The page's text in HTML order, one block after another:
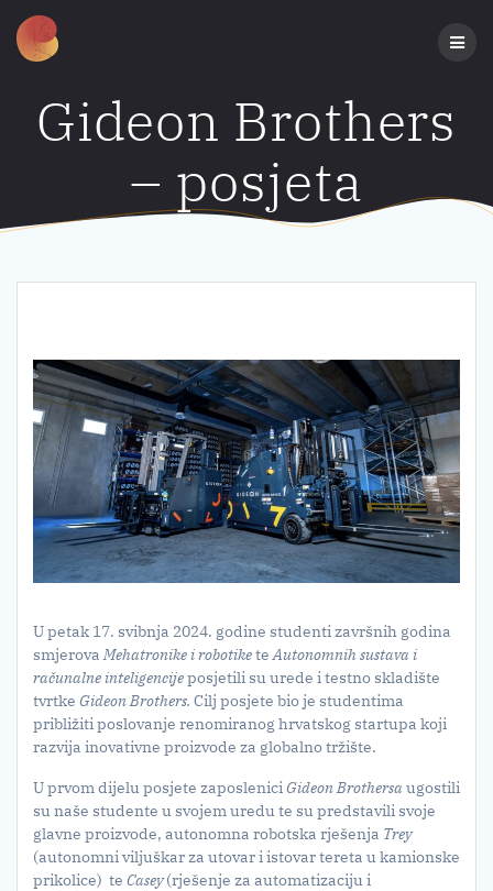
Gideon Brothers
– posjeta
U petak 17. svibnja 2024. godine studenti završnih godina
smjerova Mehatronike i robotikete Autonomnih sustava i
računalne inteligencijeposjetili su urede i testno skladište
tvrtke Gideon Brothers. Cilj posjete bio je studentima
približiti poslovanje renomiranog hrvatskog startupa koji
razvija inovativne proizvode za globalno tržište.
U prvom dijelu posjete zaposlenici Gideon Brothersaugostili
su naše studente u svojem uredu te su predstavili svoje
glavne proizvode, autonomna robotska rješenja Trey
(autonomni viljuškar za utovar i istovar tereta u kamionske
prikolice) te Casey(rješenje za automatizaciju i